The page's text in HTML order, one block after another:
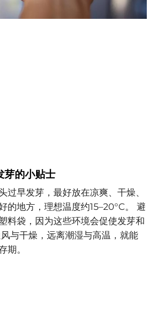
芽的小贴士
过早发芽，最好放在凉爽、干燥、
的地方，理想温度约15–20°C。 避
料袋，因为这些环境会促使发芽和
与干燥，远离潮湿与高温，就能
期。